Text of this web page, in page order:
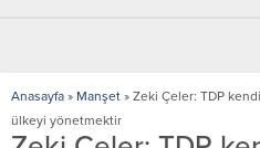
Anasayfa » Manşet » Zeki Çeler: TDP
ülkeyi yönetmektir